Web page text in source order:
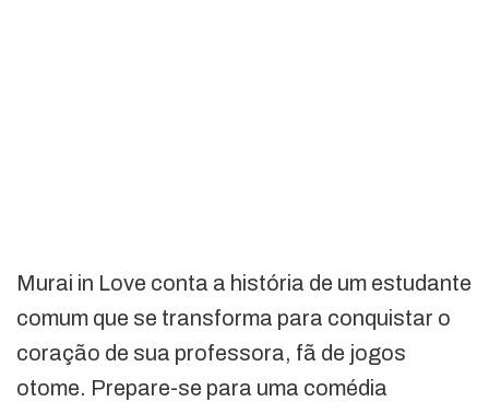
Murai in Love conta a história de um estudante
comum que se transforma para conquistar o
coração de sua professora, fã de jogos
otome. Prepare-se para uma comédia